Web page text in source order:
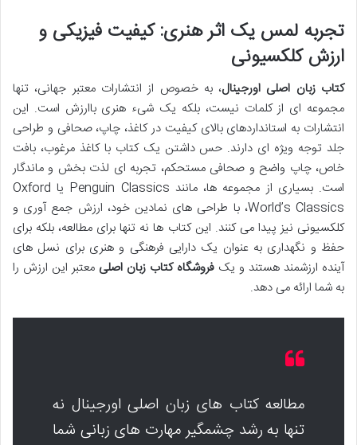
تجربه لمس یک اثر هنری: کیفیت فیزیکی و
ارزش کلکسیونی
کتاب زبان اصلی اورجینال، به خصوص از انتشارات معتبر جهانی، تنها
مجموعه ای از کلمات نیست، بلکه یک شیء هنری باارزش است. این
انتشارات به استانداردهای بالای کیفیت در کاغذ، چاپ، صحافی و طراحی
جلد توجه ویژه ای دارند. حس داشتن یک کتاب با کاغذ مرغوب، بافت
خاص، چاپ واضح و صحافی مستحکم، تجربه ای لذت بخش و ماندگار
است. بسیاری از مجموعه ها، مانند Penguin Classics یا Oxford
World’s Classics، با طراحی های نمادین خود، ارزش جمع آوری و
کلکسیونی نیز پیدا می کنند. این کتاب ها نه تنها برای مطالعه، بلکه برای
حفظ و نگهداری به عنوان یک دارایی فرهنگی و هنری برای نسل های
آینده ارزشمند هستند و یک فروشگاه کتاب زبان اصلی معتبر این ارزش را
به شما ارائه می دهد.
مطالعه کتاب های زبان اصلی اورجینال نه
تنها به رشد چشمگیر مهارت های زبانی شما